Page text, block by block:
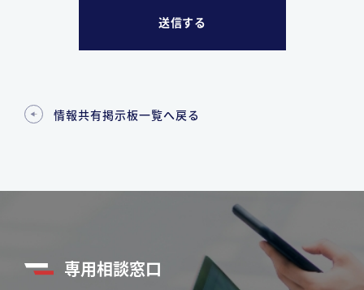
情報共有掲示板一覧へ戻る
専用相談窓口